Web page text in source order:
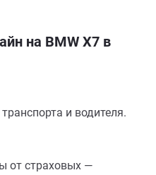
на BMW X7 в
и водителя.
от страховых —